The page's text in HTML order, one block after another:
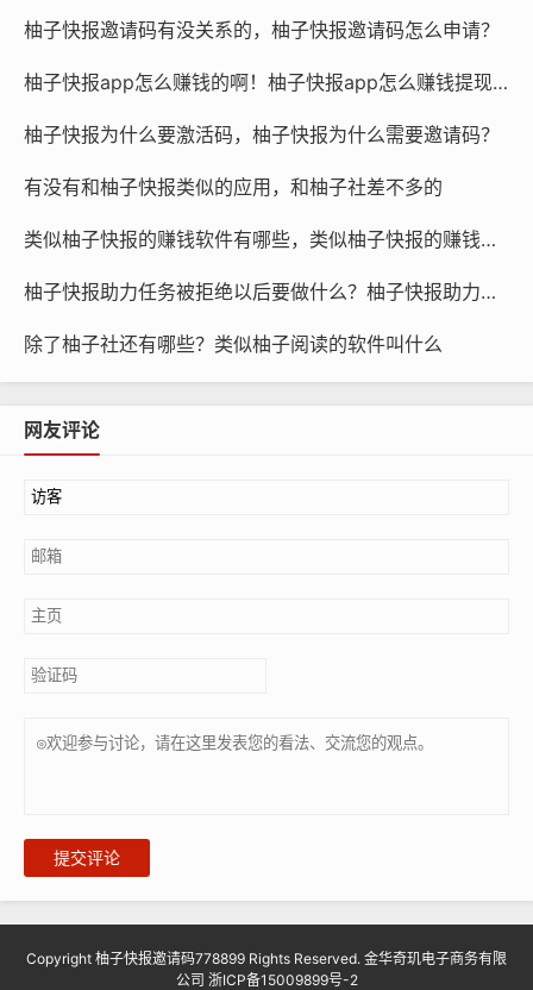
柚子快报邀请码有没关系的，柚子快报邀请码怎么申请？
柚子快报app怎么赚钱的啊！柚子快报app怎么赚钱提现到微信
柚子快报为什么要激活码，柚子快报为什么需要邀请码？
有没有和柚子快报类似的应用，和柚子社差不多的
类似柚子快报的赚钱软件有哪些，类似柚子快报的赚钱软件是真的吗
柚子快报助力任务被拒绝以后要做什么？柚子快报助力的昵称是什么
除了柚子社还有哪些？类似柚子阅读的软件叫什么
网友评论
提交评论
Copyright 柚子快报邀请码778899 Rights Reserved. 金华奇玑电子商务有限
公司 浙ICP备15009899号-2